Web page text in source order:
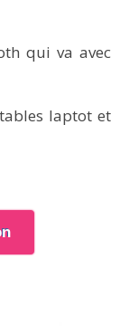
qui va avec
laptot et